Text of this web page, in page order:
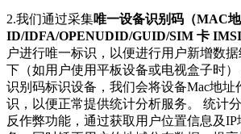
2.我们通过采集唯一设备识别码（MAC
ID/IDFA/OPENUDID/GUID/SIM 卡 IMSI
户进行唯一标识，以便进行用户新增数
下（如用户使用平板设备或电视盒子时
识别码标识设备，我们会将设备Mac地址
识，以便正常提供统计分析服务。 统计
反作弊功能，通过获取用户位置信息及